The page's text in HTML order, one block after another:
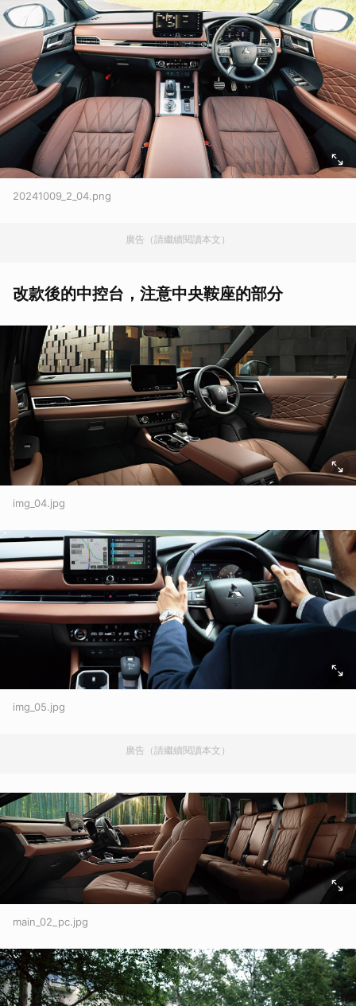
20241009_2_04.png
廣告（請繼續閱讀本文）
改款後的中控台，注意中央鞍座的部分
img_04.jpg
img_05.jpg
廣告（請繼續閱讀本文）
main_02_pc.jpg